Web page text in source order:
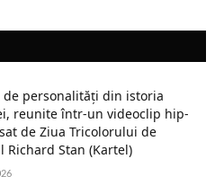
de personalități din istoria
reunite într-un videoclip hip-
de Ziua Tricolorului de
Richard Stan (Kartel)